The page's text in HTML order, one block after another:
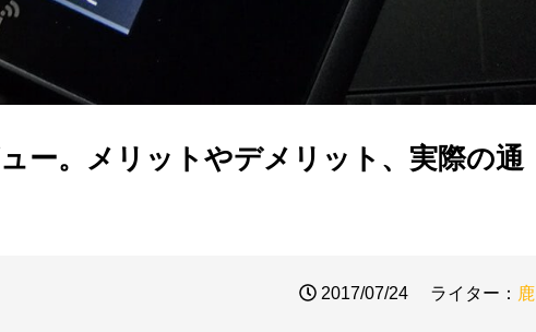
ー。メリットやデメリット、実際の通
2017/07/24 ライター： 鹿